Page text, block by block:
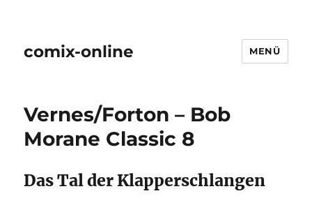
comix-online MENÜ
Vernes/Forton – Bob
Morane Classic 8
Das Tal der Klapperschlangen